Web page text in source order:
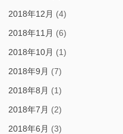
2018年12月 (4)
2018年11月 (6)
2018年10月 (1)
2018年9月 (7)
2018年8月 (1)
2018年7月 (2)
2018年6月 (3)